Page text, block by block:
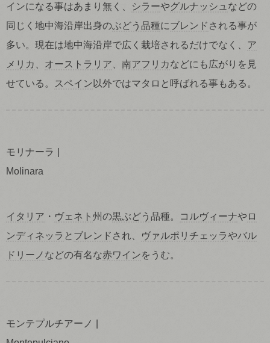
インになる事はあまり無く、
シラーやグルナッシュ などの
同じく地中海沿岸出身のぶどう品種にブレンド される事が
多い。現在は地中海沿岸で広く栽培されるだけでなく、 ア
メリカ
オーストラリア 南アフリカなどにも広がりを見
せている。
スペイン 以外ではマタロと呼ばれる事もある。
モリナーラ
Molinara
イタリア ・ ヴェネト 州の黒ぶどう 品種。 コルヴィーナや ロ
ンディネッラ と ブレンド され、 ヴァルポリチェッラやバル
ドリーノ などの有名な赤ワインをうむ。
モンテプルチアーノ